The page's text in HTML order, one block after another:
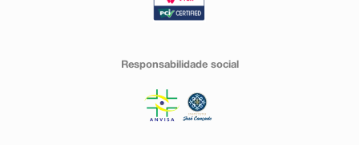
Responsabilidade social